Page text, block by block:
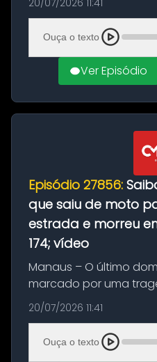
BR-174, na zona rural
com destino a um
20/07/2026 11:41
Ouça o texto
Ver Episódio
Episódio 27856:
que saiu de moto
estrada e morreu
174; vídeo
Manaus – O último
marcado por uma
resultou na morte
BR-174, na zona rural
com destino a um
20/07/2026 11:41
Ouça o texto